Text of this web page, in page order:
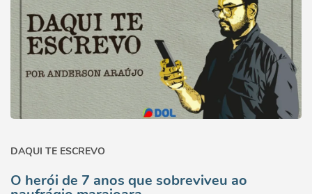
DAQUI TE ESCREVO
O herói de 7 anos que sobreviveu ao